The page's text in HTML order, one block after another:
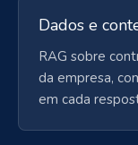
Dados e
RAG sobre
da empresa,
em cada